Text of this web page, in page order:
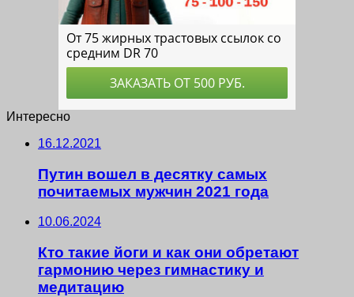
Интересно
16.12.2021
Путин вошел в десятку самых
почитаемых мужчин 2021 года
10.06.2024
Кто такие йоги и как они обретают
гармонию через гимнастику и
медитацию